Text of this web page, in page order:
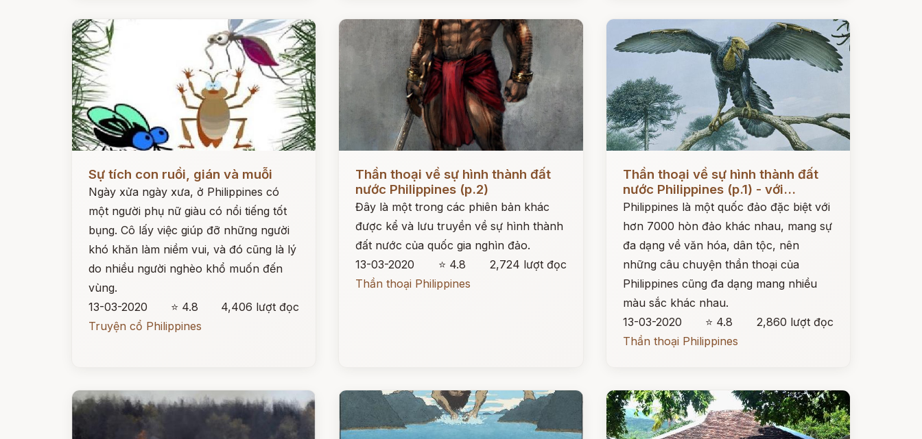
Sự tích con ruồi, gián và muỗi
Ngày xửa ngày xưa, ở Philippines có
một người phụ nữ giàu có nổi tiếng tốt
bụng. Cô lấy việc giúp đỡ những người
khó khăn làm niềm vui, và đó cũng là lý
do nhiều người nghèo khổ muốn đến
vùng.
13-03-2020
⭐ 4.8
4,406 lượt đọc
Truyện cổ Philippines
Đọc ngay
Thần thoại về sự hình thành đất
nước Philippines (p.2)
Đây là một trong các phiên bản khác
được kể và lưu truyền về sự hình thành
đất nước của quốc gia nghìn đảo.
13-03-2020
⭐ 4.8
2,724 lượt đọc
Thần thoại Philippines
Đọc ngay
Thần thoại về sự hình thành đất
nước Philippines (p.1) - với...
Philippines là một quốc đảo đặc biệt với
hơn 7000 hòn đảo khác nhau, mang sự
đa dạng về văn hóa, dân tộc, nên
những câu chuyện thần thoại của
Philippines cũng đa dạng mang nhiều
màu sắc khác nhau.
13-03-2020
⭐ 4.8
2,860 lượt đọc
Thần thoại Philippines